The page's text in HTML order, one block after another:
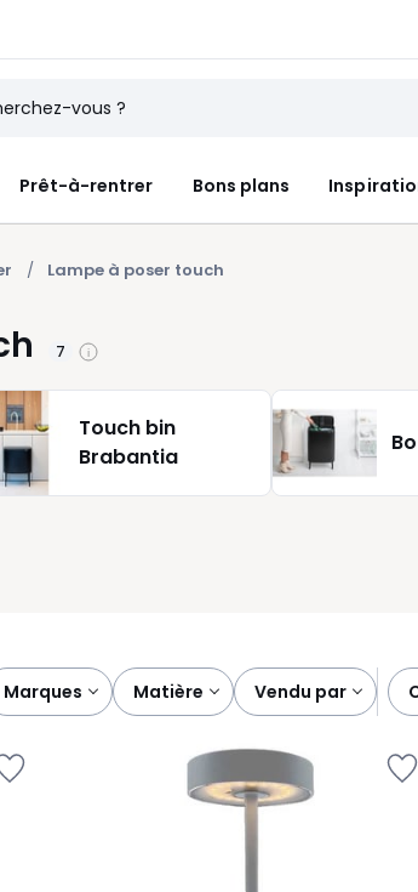
Prêt-à-rentrer Bons plans
Lampe à poser touch
7
Touch bin
Brabantia
marques matière vendu par